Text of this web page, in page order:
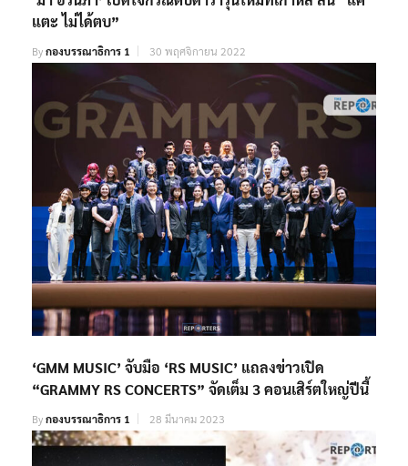
แตะ ไม่ได้ตบ”
Byกองบรรณาธิการ 1 30 พฤศจิกายน 2022
‘GMM MUSIC’ จับมือ ‘RS MUSIC’ แถลงข่าวเปิด
“GRAMMY RS CONCERTS” จัดเต็ม 3 คอนเสิร์ตใหญ่ปีนี้
Byกองบรรณาธิการ 1 28 มีนาคม 2023